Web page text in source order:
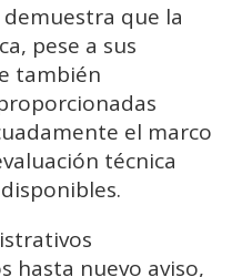
que la
pese a sus
también
el marco
técnica
hasta nuevo aviso,